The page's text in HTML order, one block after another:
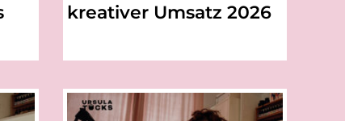
kreativer Umsatz 2026